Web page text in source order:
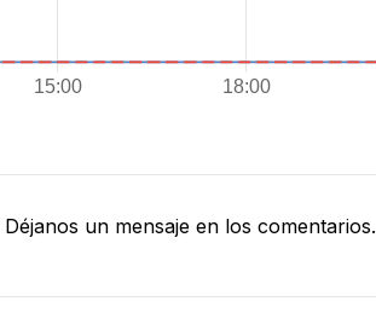
Déjanos un mensaje en los comentarios.